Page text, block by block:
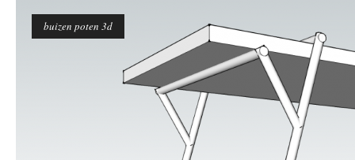
buizen poten 3d